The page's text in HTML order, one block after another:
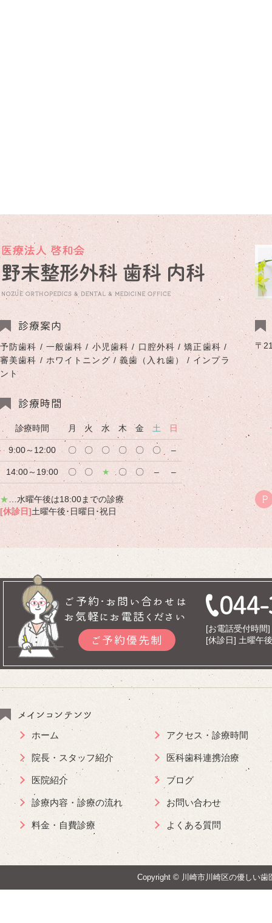
診療案内
予防歯科 / 一般歯科 / 小児歯科 / 口腔外科 / 矯正歯科 /
審美歯科 / ホワイトニング / 義歯（入れ歯） / インプラ
ント
診療時間
診療時間 月 火 水 木 金 土 日
9:00～12:00 〇 〇 〇 〇 〇 〇 –
14:00～19:00 〇 〇 ★ 〇 〇 – –
★ …水曜午後は18:00までの診療
[休診日]土曜午後･日曜日･祝日
〒
P
ご予約･お問い合わせは
お気軽にお電話ください
ご予約優先制
[お電話受付時間
[休診日] 土曜午
メインコンテンツ
ホーム
院長・スタッフ紹介
医院紹介
診療内容・診療の流れ
料金・自費診療
アクセス・診療時間
医科歯科連携治療
ブログ
お問い合わせ
よくある質問
Copyright © 川崎市川崎区の優しい